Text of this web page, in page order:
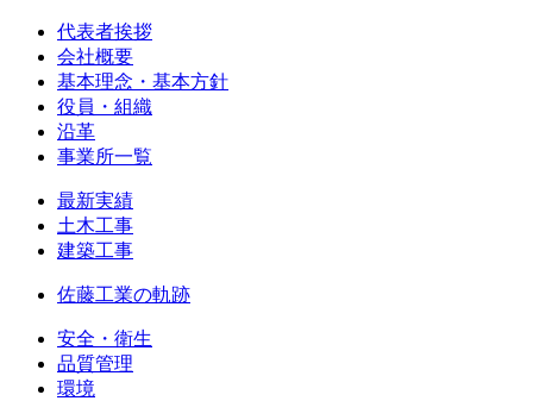
代表者挨拶
会社概要
基本理念・基本方針
役員・組織
沿革
事業所一覧
最新実績
土木工事
建築工事
佐藤工業の軌跡
安全・衛生
品質管理
環境